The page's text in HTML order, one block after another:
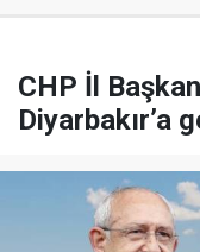
CHP İl
Diyarbakır’a